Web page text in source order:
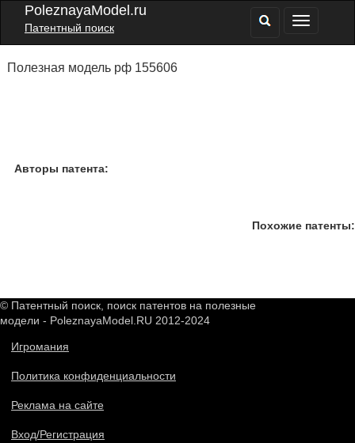
PoleznayaModel.ru
Патентный поиск
Полезная модель рф 155606
Авторы патента:
Похожие патенты:
© Патентный поиск, поиск патентов на полезные
модели - PoleznayaModel.RU 2012-2024
Игромания
Политика конфиденциальности
Реклама на сайте
Вход/Регистрация